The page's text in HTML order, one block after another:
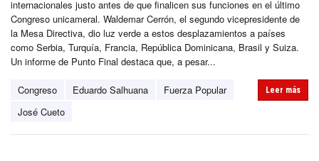
internacionales justo antes de que finalicen sus funciones en el último
Congreso unicameral. Waldemar Cerrón, el segundo vicepresidente de
la Mesa Directiva, dio luz verde a estos desplazamientos a países
como Serbia, Turquía, Francia, República Dominicana, Brasil y Suiza.
Un informe de Punto Final destaca que, a pesar...
Congreso Eduardo Salhuana
Fuerza Popular
José Cueto
Leer más